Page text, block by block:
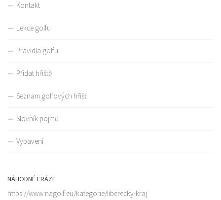
Kontakt
Lekce golfu
Pravidla golfu
Přidat hřiště
Seznam golfových hřišť
Slovník pojmů
Vybavení
NÁHODNÉ FRÁZE
https://www nagolf eu/kategorie/liberecky-kraj